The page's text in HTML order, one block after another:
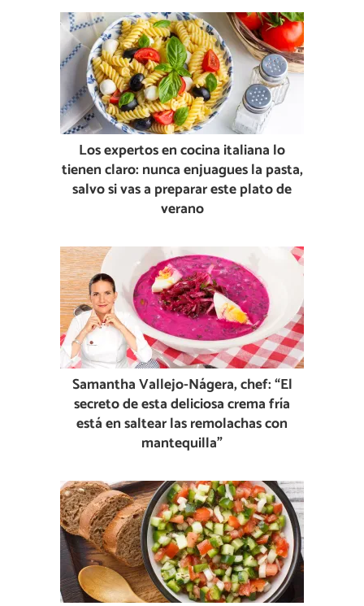
Los expertos en cocina italiana lo
tienen claro: nunca enjuagues la pasta,
salvo si vas a preparar este plato de
verano
Samantha Vallejo-Nágera, chef: “El
secreto de esta deliciosa crema fría
está en saltear las remolachas con
mantequilla”